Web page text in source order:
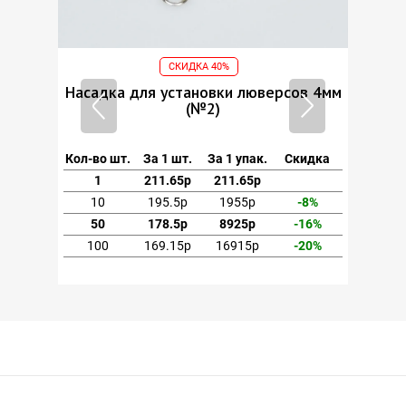
СКИДКА 40%
Насадка для установки люверсов 4мм
(№2)
Кол-во шт. За 1 шт. За 1 упак.
Скидка
1
211.65р
211.65р
10
195.5р 1955р
-8%
50
178.5р 8925р
-16%
100
169.15р 16915р -20%